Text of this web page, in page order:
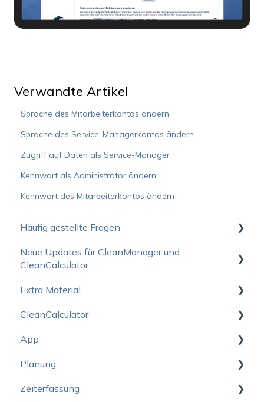
Verwandte Artikel
Sprache des Mitarbeiterkontos ändern
Sprache des Service-Managerkontos ändern
Zugriff auf Daten als Service-Manager
Kennwort als Administrator ändern
Kennwort des Mitarbeiterkontos ändern
Häufig gestellte Fragen
Wie fange ich am Besten an?
Neue Updates für CleanManager und
CleanCalculator
Neuigkeiten für den CleanManager
Neuigkeiten für den CleanCalculator
Extra Material
Verkaufsmaterial
Logo-Paket
CleanCalculator
Starten
CleanCalculator Webinare
Kontoeinstellungen
App
Starten
Einstellung
Planung
Neuen Design
Zeiterfassung